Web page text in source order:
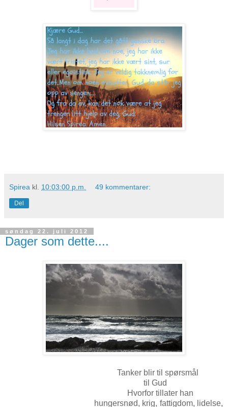
Spirea kl. 10:03:00 p.m. 49 kommentarer:
Del
søndag 22. juli 2012
Dager som dette....
Tanker blir til spørsmål
til Gud
Hvorfor tillater han
hungersnød, krig, fattigdom, lidelse,